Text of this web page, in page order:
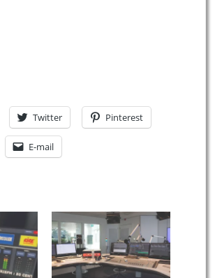
Twitter Pinterest
E-mail